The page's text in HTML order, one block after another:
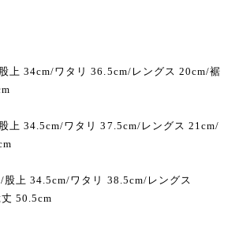
上 34cm/ワタリ 36.5cm/レングス 20cm/裾
上 34.5cm/ワタリ 37.5cm/レングス 21cm/
股上 34.5cm/ワタリ 38.5cm/レングス
50.5cm